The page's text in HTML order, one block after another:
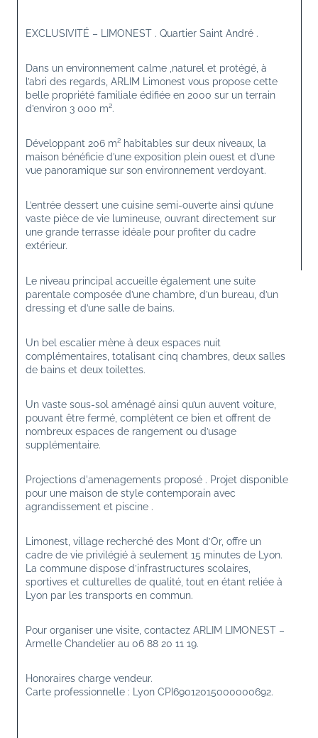
EXCLUSIVITÉ – LIMONEST . Quartier Saint André .
Dans un environnement calme ,naturel et protégé, à
l’abri des regards, ARLIM Limonest vous propose cette
belle propriété familiale édifiée en 2000 sur un terrain
d’environ 3 000 m².
Développant 206 m² habitables sur deux niveaux, la
maison bénéficie d’une exposition plein ouest et d’une
vue panoramique sur son environnement verdoyant.
L’entrée dessert une cuisine semi-ouverte ainsi qu’une
vaste pièce de vie lumineuse, ouvrant directement sur
une grande terrasse idéale pour profiter du cadre
extérieur.
Le niveau principal accueille également une suite
parentale composée d’une chambre, d’un bureau, d’un
dressing et d’une salle de bains.
Un bel escalier mène à deux espaces nuit
complémentaires, totalisant cinq chambres, deux salles
de bains et deux toilettes.
Un vaste sous-sol aménagé ainsi qu’un auvent voiture,
pouvant être fermé, complètent ce bien et offrent de
nombreux espaces de rangement ou d’usage
supplémentaire.
Projections d'amenagements proposé . Projet disponible
pour une maison de style contemporain avec
agrandissement et piscine .
Limonest, village recherché des Mont d’Or, offre un
cadre de vie privilégié à seulement 15 minutes de Lyon.
La commune dispose d’infrastructures scolaires,
sportives et culturelles de qualité, tout en étant reliée à
Lyon par les transports en commun.
Pour organiser une visite, contactez ARLIM LIMONEST –
Armelle Chandelier au 06 88 20 11 19.
Honoraires charge vendeur.
Carte professionnelle : Lyon CPI69012015000000692.